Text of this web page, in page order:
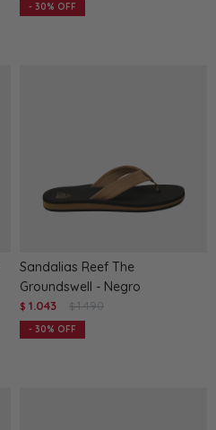
30
Sandalias Reef The
Groundswell - Negro
$ 1.043 $ 1.490
30